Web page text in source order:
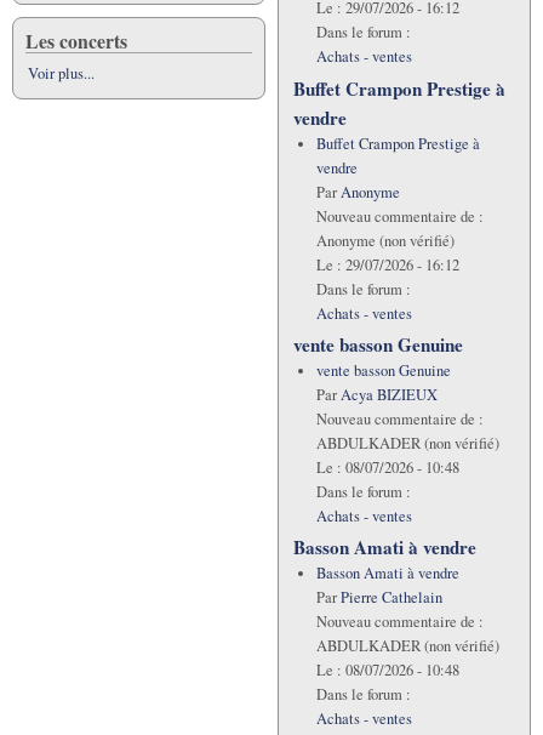
Les concerts
Voir plus...
Le : 29/07/2026 - 16:12
Dans le forum :
Achats - ventes
Buffet Crampon Prestige à
vendre
Buffet Crampon Prestige à
vendre
ParAnonyme
Nouveau commentaire de :
Anonyme (non vérifié)
Le : 29/07/2026 - 16:12
Dans le forum :
Achats - ventes
vente basson Genuine
vente basson Genuine
ParAcya BIZIEUX
Nouveau commentaire de :
ABDULKADER (non vérifié)
Le : 08/07/2026 - 10:48
Dans le forum :
Achats - ventes
Basson Amati à vendre
Basson Amati à vendre
ParPierre Cathelain
Nouveau commentaire de :
ABDULKADER (non vérifié)
Le : 08/07/2026 - 10:48
Dans le forum :
Achats - ventes